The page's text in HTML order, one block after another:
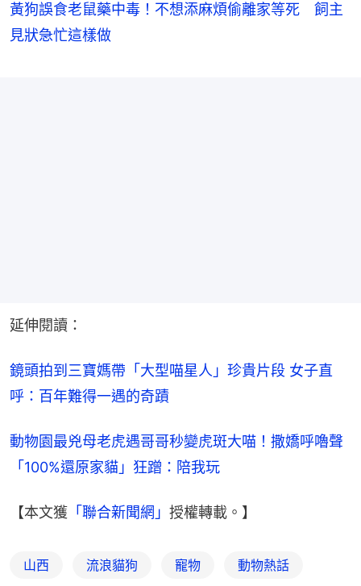
黃狗誤食老鼠藥中毒！不想添麻煩偷離家等死 飼主
見狀急忙這樣做
延伸閱讀：
鏡頭拍到三寶媽帶「大型喵星人」珍貴片段 女子直
呼：百年難得一遇的奇蹟
動物園最兇母老虎遇哥哥秒變虎斑大喵！撒嬌呼嚕聲
「100%還原家貓」狂蹭：陪我玩
【本文獲 「聯合新聞網」 授權轉載。】
山西 流浪貓狗 寵物 動物熱話